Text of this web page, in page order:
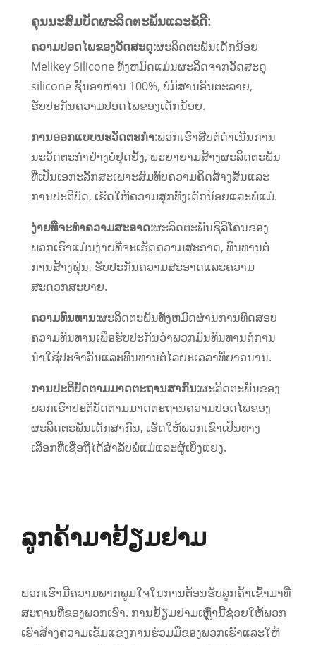
ຄຸນ​ນະ​ສົມ​ບັດ​ຜະ​ລິດ​ຕະ​ພັນ​ແລະ​ຂໍ້​ດີ​:
ຄວາມປອດໄພຂອງວັດສະດຸ:ຜະລິດຕະພັນເດັກນ້ອຍ
Melikey Silicone ທັງຫມົດແມ່ນຜະລິດຈາກວັດສະດຸ
silicone ຊັ້ນອາຫານ 100%, ບໍ່ມີສານອັນຕະລາຍ,
ຮັບປະກັນຄວາມປອດໄພຂອງເດັກນ້ອຍ.
ການອອກແບບນະວັດຕະກໍາ:ພວກ​ເຮົາ​ສືບ​ຕໍ່​ດຳ​ເນີນ​ການ​
ນະ​ວັດ​ຕະ​ກຳ​ຢ່າງ​ບໍ່​ຢຸດ​ຢັ້ງ, ພະ​ຍາ​ຍາມ​ສ້າງ​ຜະ​ລິດ​ຕະ​ພັນ​
ທີ່​ເປັນ​ເອ​ກະ​ລັກ​ສະ​ເພາະ​ສົມ​ທົບ​ຄວາມ​ຄິດ​ສ້າງ​ສັນ​ແລະ​
ການ​ປະ​ຕິ​ບັດ, ເຮັດ​ໃຫ້​ຄວາມ​ສຸກ​ທັງ​ເດັກ​ນ້ອຍ​ແລະ​ພໍ່​ແມ່.
ງ່າຍ​ທີ່​ຈະ​ທໍາ​ຄວາມ​ສະ​ອາດ​:ຜະລິດຕະພັນຊິລິໂຄນຂອງ
ພວກເຮົາແມ່ນງ່າຍທີ່ຈະເຮັດຄວາມສະອາດ, ທົນທານຕໍ່
ການສ້າງຝຸ່ນ, ຮັບປະກັນຄວາມສະອາດແລະຄວາມ
ສະດວກສະບາຍ.
ຄວາມທົນທານ:ຜະລິດຕະພັນທັງຫມົດຜ່ານການທົດສອບ
ຄວາມທົນທານເພື່ອຮັບປະກັນວ່າພວກມັນທົນທານຕໍ່ການ
ນໍາໃຊ້ປະຈໍາວັນແລະທົນທານຕໍ່ໄລຍະເວລາທີ່ຍາວນານ.
ການປະຕິບັດຕາມມາດຕະຖານສາກົນ:ຜະລິດຕະພັນຂອງ
ພວກເຮົາປະຕິບັດຕາມມາດຕະຖານຄວາມປອດໄພຂອງ
ຜະລິດຕະພັນເດັກສາກົນ, ເຮັດໃຫ້ພວກເຂົາເປັນທາງ
ເລືອກທີ່ເຊື່ອຖືໄດ້ສໍາລັບພໍ່ແມ່ແລະຜູ້ເບິ່ງແຍງ.
ລູກຄ້າມາຢ້ຽມຢາມ
ພວກເຮົາມີຄວາມພາກພູມໃຈໃນການຕ້ອນຮັບລູກຄ້າເຂົ້າມາທີ່
ສະຖານທີ່ຂອງພວກເຮົາ. ການຢ້ຽມຢາມເຫຼົ່ານີ້ຊ່ວຍໃຫ້ພວກ
ເຮົາສ້າງຄວາມເຂັ້ມແຂງການຮ່ວມມືຂອງພວກເຮົາແລະໃຫ້